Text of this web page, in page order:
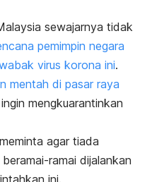
sewajarnya tidak
pemimpin negara
virus korona ini.
mentah di pasar raya
mengkuarantinkan
agar tiada
ramai dijalankan